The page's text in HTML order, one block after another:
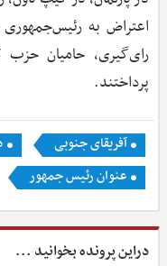
اعتراض به رئیس‌جمهوری
رای‌گیری، حامیان حزب
پرداختند.
آفریقای جنوبی
عنوان رئیس جمهور
دراین پرونده بخوانید ...